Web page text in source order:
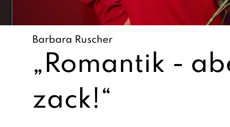
Barbara Ruscher
„Romantik -
zack!“